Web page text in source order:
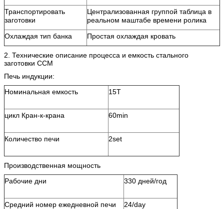
Транспортировать
заготовки
Централизованная группой таблица в
реальном маштабе времени ролика
Охлаждая тип банка
Простая охлаждая кровать
2. Технические описание процесса и емкость стального
заготовки CCM
Печь индукции:
Номинальная емкость
15T
цикл Кран-к-крана 60min
Количество печи 2set
Производственная мощность
Рабочие дни
330 дней/год
Средний номер ежедневной печи 24/day